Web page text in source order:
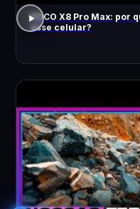
POCO X8 Pro Max: por
esse celular?